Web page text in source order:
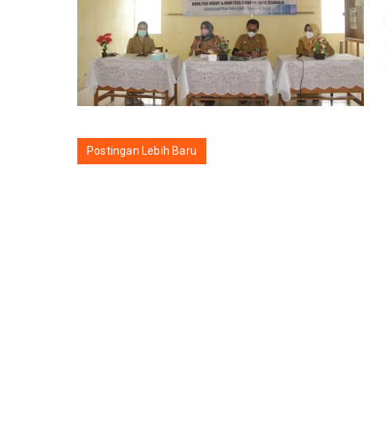
Postingan Lebih Baru